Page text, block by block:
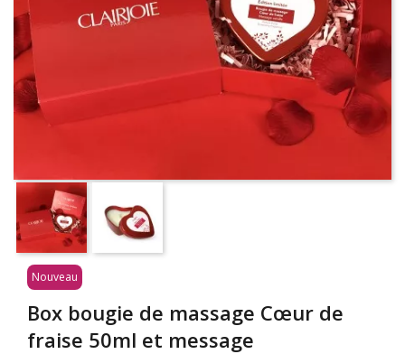
Nouveau
Box bougie de massage Cœur de
fraise 50ml et message